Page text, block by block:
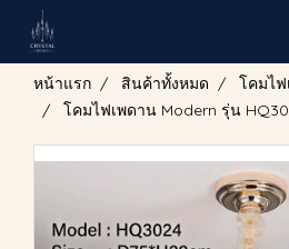
หน้าแรก สินค้าทั้งหมด
โคมไฟ
โคมไฟเพดาน Modern รุ่น